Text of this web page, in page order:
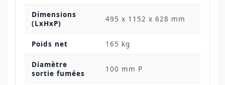
Dimensions
(LxHxP)
495 x 1152 x 628 mm
Poids net 165 kg
Diamètre
sortie fumées
100 mm P